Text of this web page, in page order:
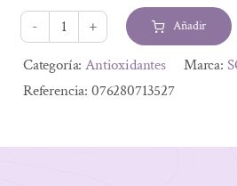
era:
22,22 €.
es:
18,44 €.
SPIRULINA
100CAPS
cantidad
Añadir
Alternative:
Categoría:Antioxidantes Marca:
Referencia: 076280713527